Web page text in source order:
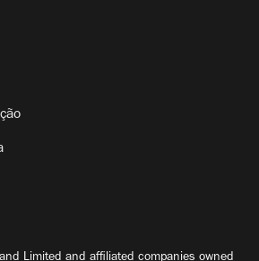
Limited and affiliated companies owned